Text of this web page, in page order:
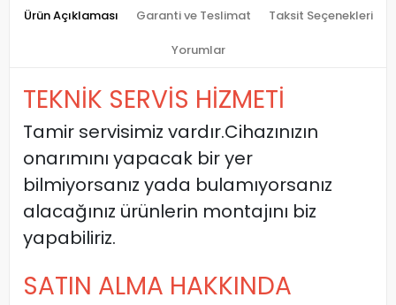
Ürün Açıklaması Garanti ve Teslimat Taksit Seçenekleri
Yorumlar
TEKNİK SERVİS HİZMETİ
Tamir servisimiz vardır.Cihazınızın
onarımını yapacak bir yer
bilmiyorsanız yada bulamıyorsanız
alacağınız ürünlerin montajını biz
yapabiliriz.
SATIN ALMA HAKKINDA